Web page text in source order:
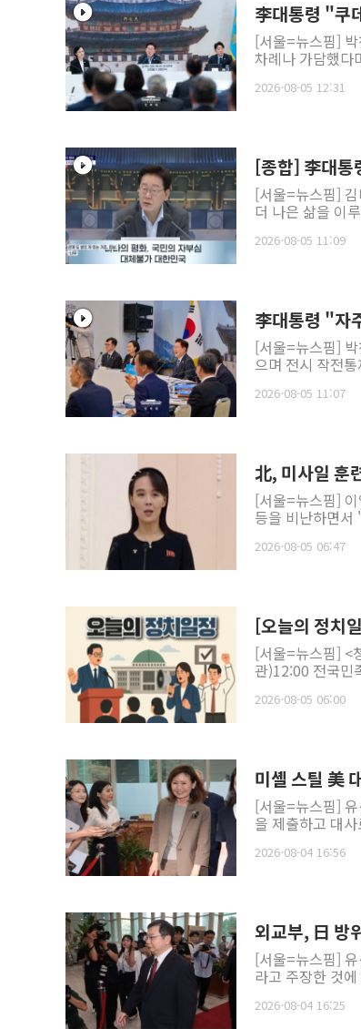
李대통령 "쿠
[서울=뉴스핌]
차례나 가담했다
2026-08-05 12:31
[종합] 李대
[서울=뉴스핌]
더 나은 삶을 이
2026-08-05 11:09
李대통령 "자
[서울=뉴스핌]
으며 전시 작전
2026-08-05 11:07
北, 미사일 훈
[서울=뉴스핌]
등을 비난하면
2026-08-05 06:47
[오늘의 정치
[서울=뉴스핌] <
관)12:00 전국민
2026-08-05 06:00
미셸 스틸 美
[서울=뉴스핌]
을 제출하고 대
2026-08-04 16:56
외교부, 日 방
[서울=뉴스핌]
라고 주장한 것
2026-08-04 16:25